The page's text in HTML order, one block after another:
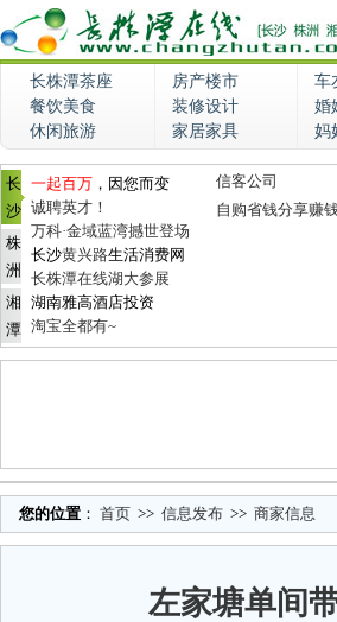
长株潭茶座 房产楼市 车
餐饮美食
装修设计 婚
休闲旅游
家居家具 妈
长
沙
株
洲
湘
潭
一起百万 ，因您而变
诚聘英才！
万科·金域蓝湾撼世登场
长沙黄兴路生活消费网
长株潭在线湖大参展
湖南雅高酒店投资
淘宝全都有~
信客公司
自购省钱分享赚钱
您的位置 ： 首页 >> 信息发布 >> 商家信息
左家塘单间